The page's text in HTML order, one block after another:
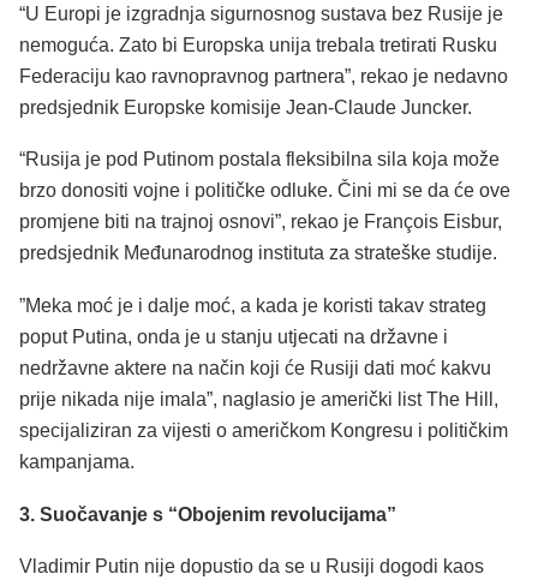
“U Europi je izgradnja sigurnosnog sustava bez Rusije je
nemoguća. Zato bi Europska unija trebala tretirati Rusku
Federaciju kao ravnopravnog partnera”, rekao je nedavno
predsjednik Europske komisije Jean-Claude Juncker.
“Rusija je pod Putinom postala fleksibilna sila koja može
brzo donositi vojne i političke odluke. Čini mi se da će ove
promjene biti na trajnoj osnovi”, rekao je François Eisbur,
predsjednik Međunarodnog instituta za strateške studije.
”Meka moć je i dalje moć, a kada je koristi takav strateg
poput Putina, onda je u stanju utjecati na državne i
nedržavne aktere na način koji će Rusiji dati moć kakvu
prije nikada nije imala”, naglasio je američki list The Hill,
specijaliziran za vijesti o američkom Kongresu i političkim
kampanjama.
3. Suočavanje s “Obojenim revolucijama”
Vladimir Putin nije dopustio da se u Rusiji dogodi kaos